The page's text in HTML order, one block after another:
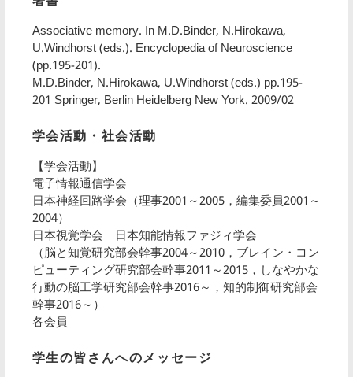
Associative memory. In M.D.Binder, N.Hirokawa,
U.Windhorst (eds.). Encyclopedia of Neuroscience
(pp.195-201).
M.D.Binder, N.Hirokawa, U.Windhorst (eds.) pp.195-
201 Springer, Berlin Heidelberg New York. 2009/02
学会活動・社会活動
【学会活動】
電子情報通信学会
日本神経回路学会（理事2001～2005，編集委員2001～
2004）
日本視覚学会 日本知能情報ファジィ学会
（脳と知覚研究部会幹事2004～2010，ブレイン・コン
ピューティング研究部会幹事2011～2015，しなやかな
行動の脳工学研究部会幹事2016～，知的制御研究部会
幹事2016～）
各会員
学生の皆さんへのメッセージ